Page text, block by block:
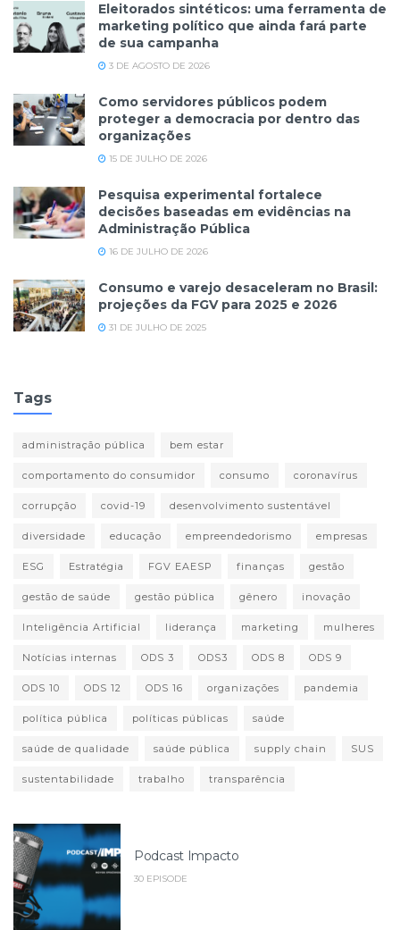
Eleitorados sintéticos: uma ferramenta de
marketing político que ainda fará parte
de sua campanha
3 DE AGOSTO DE 2026
Como servidores públicos podem
proteger a democracia por dentro das
organizações
15 DE JULHO DE 2026
Pesquisa experimental fortalece
decisões baseadas em evidências na
Administração Pública
16 DE JULHO DE 2026
Consumo e varejo desaceleram no Brasil:
projeções da FGV para 2025 e 2026
31 DE JULHO DE 2025
Tags
administração pública bem estar
comportamento do consumidor consumo coronavírus
corrupção covid-19 desenvolvimento sustentável
diversidade educação empreendedorismo empresas
ESG Estratégia FGV EAESP finanças gestão
gestão de saúde gestão pública gênero inovação
Inteligência Artificial liderança marketing mulheres
Notícias internas ODS 3 ODS3 ODS 8 ODS 9
ODS 10 ODS 12 ODS 16 organizações pandemia
política pública políticas públicas saúde
saúde de qualidade saúde pública supply chain SUS
sustentabilidade trabalho transparência
Podcast Impacto
30 EPISODE